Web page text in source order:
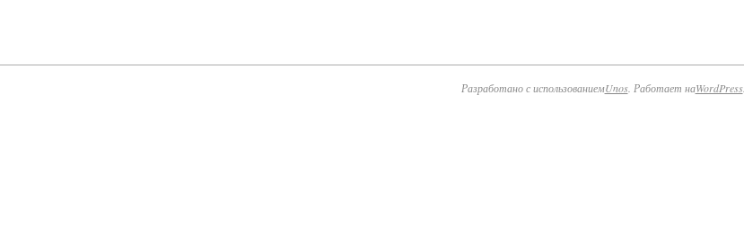
Разработано с использованиемUnos. Работает наWordPress.